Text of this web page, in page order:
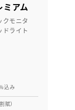
ミアム
クモニタ
ライト
込み
）